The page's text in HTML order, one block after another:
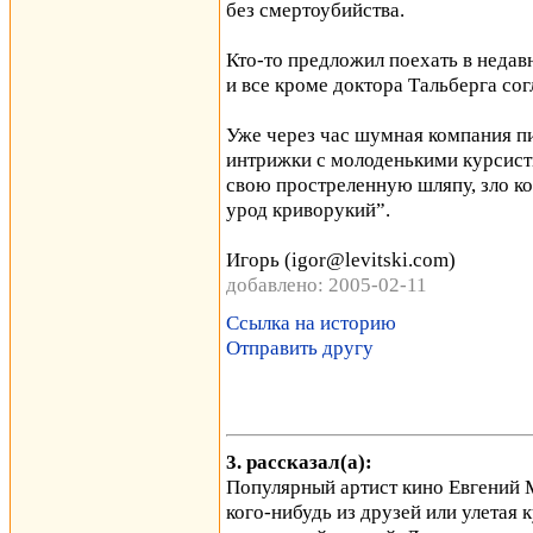
без смертоубийства.
Кто-то предложил поехать в
и все кроме доктора Тальберга
Уже через час шумная компания
интрижки с молоденькими
свою простреленную шляпу, зло
урод криворукий”.
Игорь (igor@levitski.com)
добавлено: 2005-02-11
Ссылка на историю
Отправить другу
3. рассказал(а):
Популярный артист кино
кого-нибудь из друзей или